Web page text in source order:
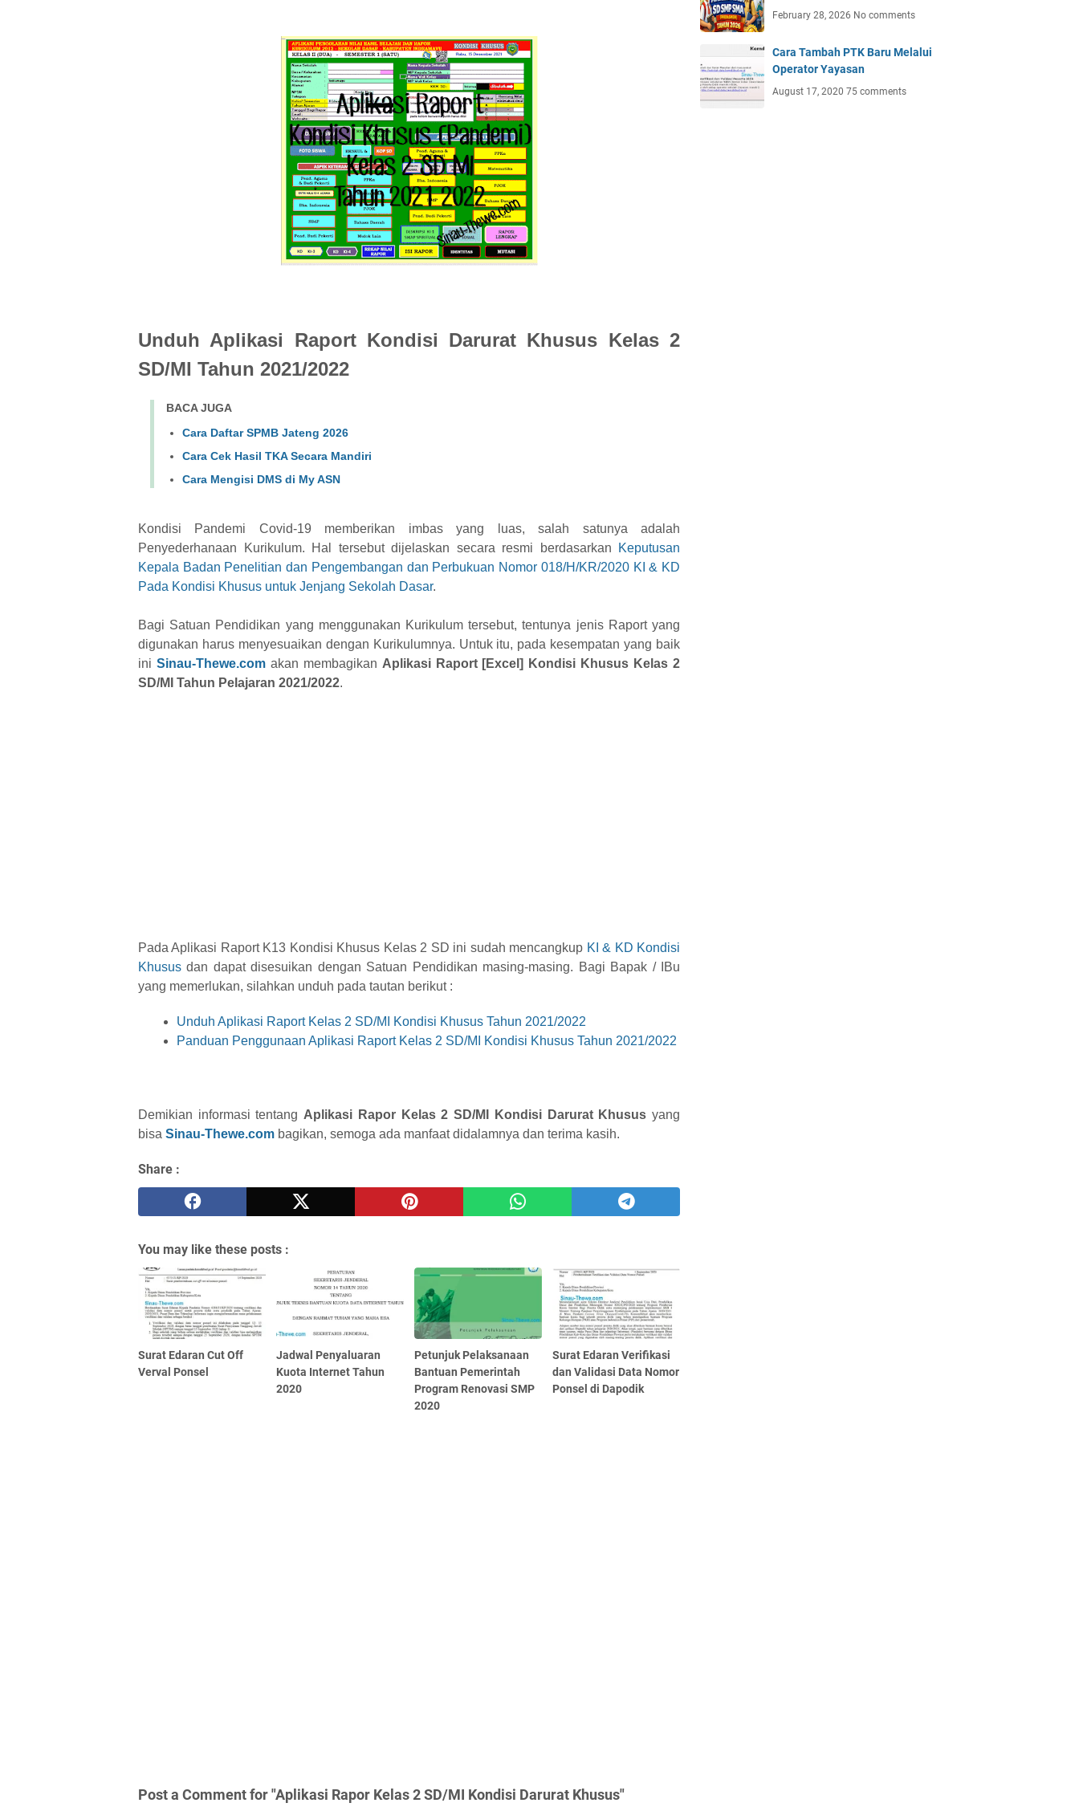
Unduh Aplikasi Raport Kondisi Darurat Khusus Kelas 2
SD/MI Tahun 2021/2022
BACA JUGA
Cara Daftar SPMB Jateng 2026
Cara Cek Hasil TKA Secara Mandiri
Cara Mengisi DMS di My ASN
Kondisi Pandemi Covid-19 memberikan imbas yang luas, salah satunya adalah
Penyederhanaan Kurikulum. Hal tersebut dijelaskan secara resmi berdasarkan
Keputusan
Kepala Badan Penelitian dan Pengembangan dan Perbukuan Nomor 018/H/KR/2020 KI & KD
Pada Kondisi Khusus untuk Jenjang Sekolah Dasar.
Bagi Satuan Pendidikan yang menggunakan Kurikulum tersebut, tentunya jenis Raport yang
digunakan harus menyesuaikan dengan Kurikulumnya. Untuk itu, pada kesempatan yang baik
ini Sinau-Thewe.comakan membagikan Aplikasi Raport [Excel] Kondisi Khusus Kelas 2
SD/MI Tahun Pelajaran 2021/2022.
Pada Aplikasi Raport K13 Kondisi Khusus Kelas 2 SD ini sudah mencangkup KI & KD Kondisi
Khusus dan dapat disesuikan dengan Satuan Pendidikan masing-masing. Bagi Bapak / IBu
yang memerlukan, silahkan unduh pada tautan berikut :
Unduh Aplikasi Raport Kelas 2 SD/MI Kondisi Khusus Tahun 2021/2022
Panduan Penggunaan Aplikasi Raport Kelas 2 SD/MI Kondisi Khusus Tahun 2021/2022
Demikian informasi tentang Aplikasi Rapor Kelas 2 SD/MI Kondisi Darurat Khusus yang
bisa Sinau-Thewe.com bagikan, semoga ada manfaat didalamnya dan terima kasih.
Share :
You may like these posts :
Surat Edaran Cut Off
Verval Ponsel
Jadwal Penyaluaran
Kuota Internet Tahun
2020
Petunjuk Pelaksanaan
Bantuan Pemerintah
Program Renovasi SMP
2020
Surat Edaran Verifikasi
dan Validasi Data Nomor
Ponsel di Dapodik
Post a Comment for "Aplikasi Rapor Kelas 2 SD/MI Kondisi Darurat Khusus"
February 28, 2026 No comments
Cara Tambah PTK Baru Melalui
Operator Yayasan
August 17, 2020 75 comments